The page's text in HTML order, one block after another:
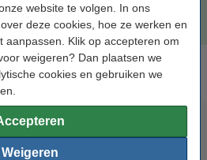
website te volgen. In ons
deze cookies, hoe ze werken en
aanpassen. Klik op accepteren om
weigeren? Dan plaatsen we
cookies en gebruiken we
Weigeren
Bestellen
producten